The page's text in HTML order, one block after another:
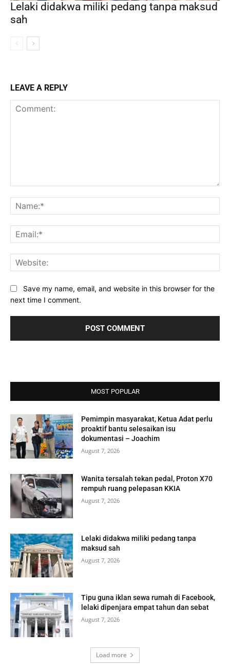
Lelaki didakwa miliki pedang tanpa maksud
sah
LEAVE A REPLY
Save my name, email, and website in this browser for the
next time I comment.
MOST POPULAR
Pemimpin masyarakat, Ketua Adat perlu
proaktif bantu selesaikan isu
dokumentasi – Joachim
August 7, 2026
Wanita tersalah tekan pedal, Proton X70
rempuh ruang pelepasan KKIA
August 7, 2026
Lelaki didakwa miliki pedang tanpa
maksud sah
August 7, 2026
Tipu guna iklan sewa rumah di Facebook,
lelaki dipenjara empat tahun dan sebat
August 7, 2026
Load more